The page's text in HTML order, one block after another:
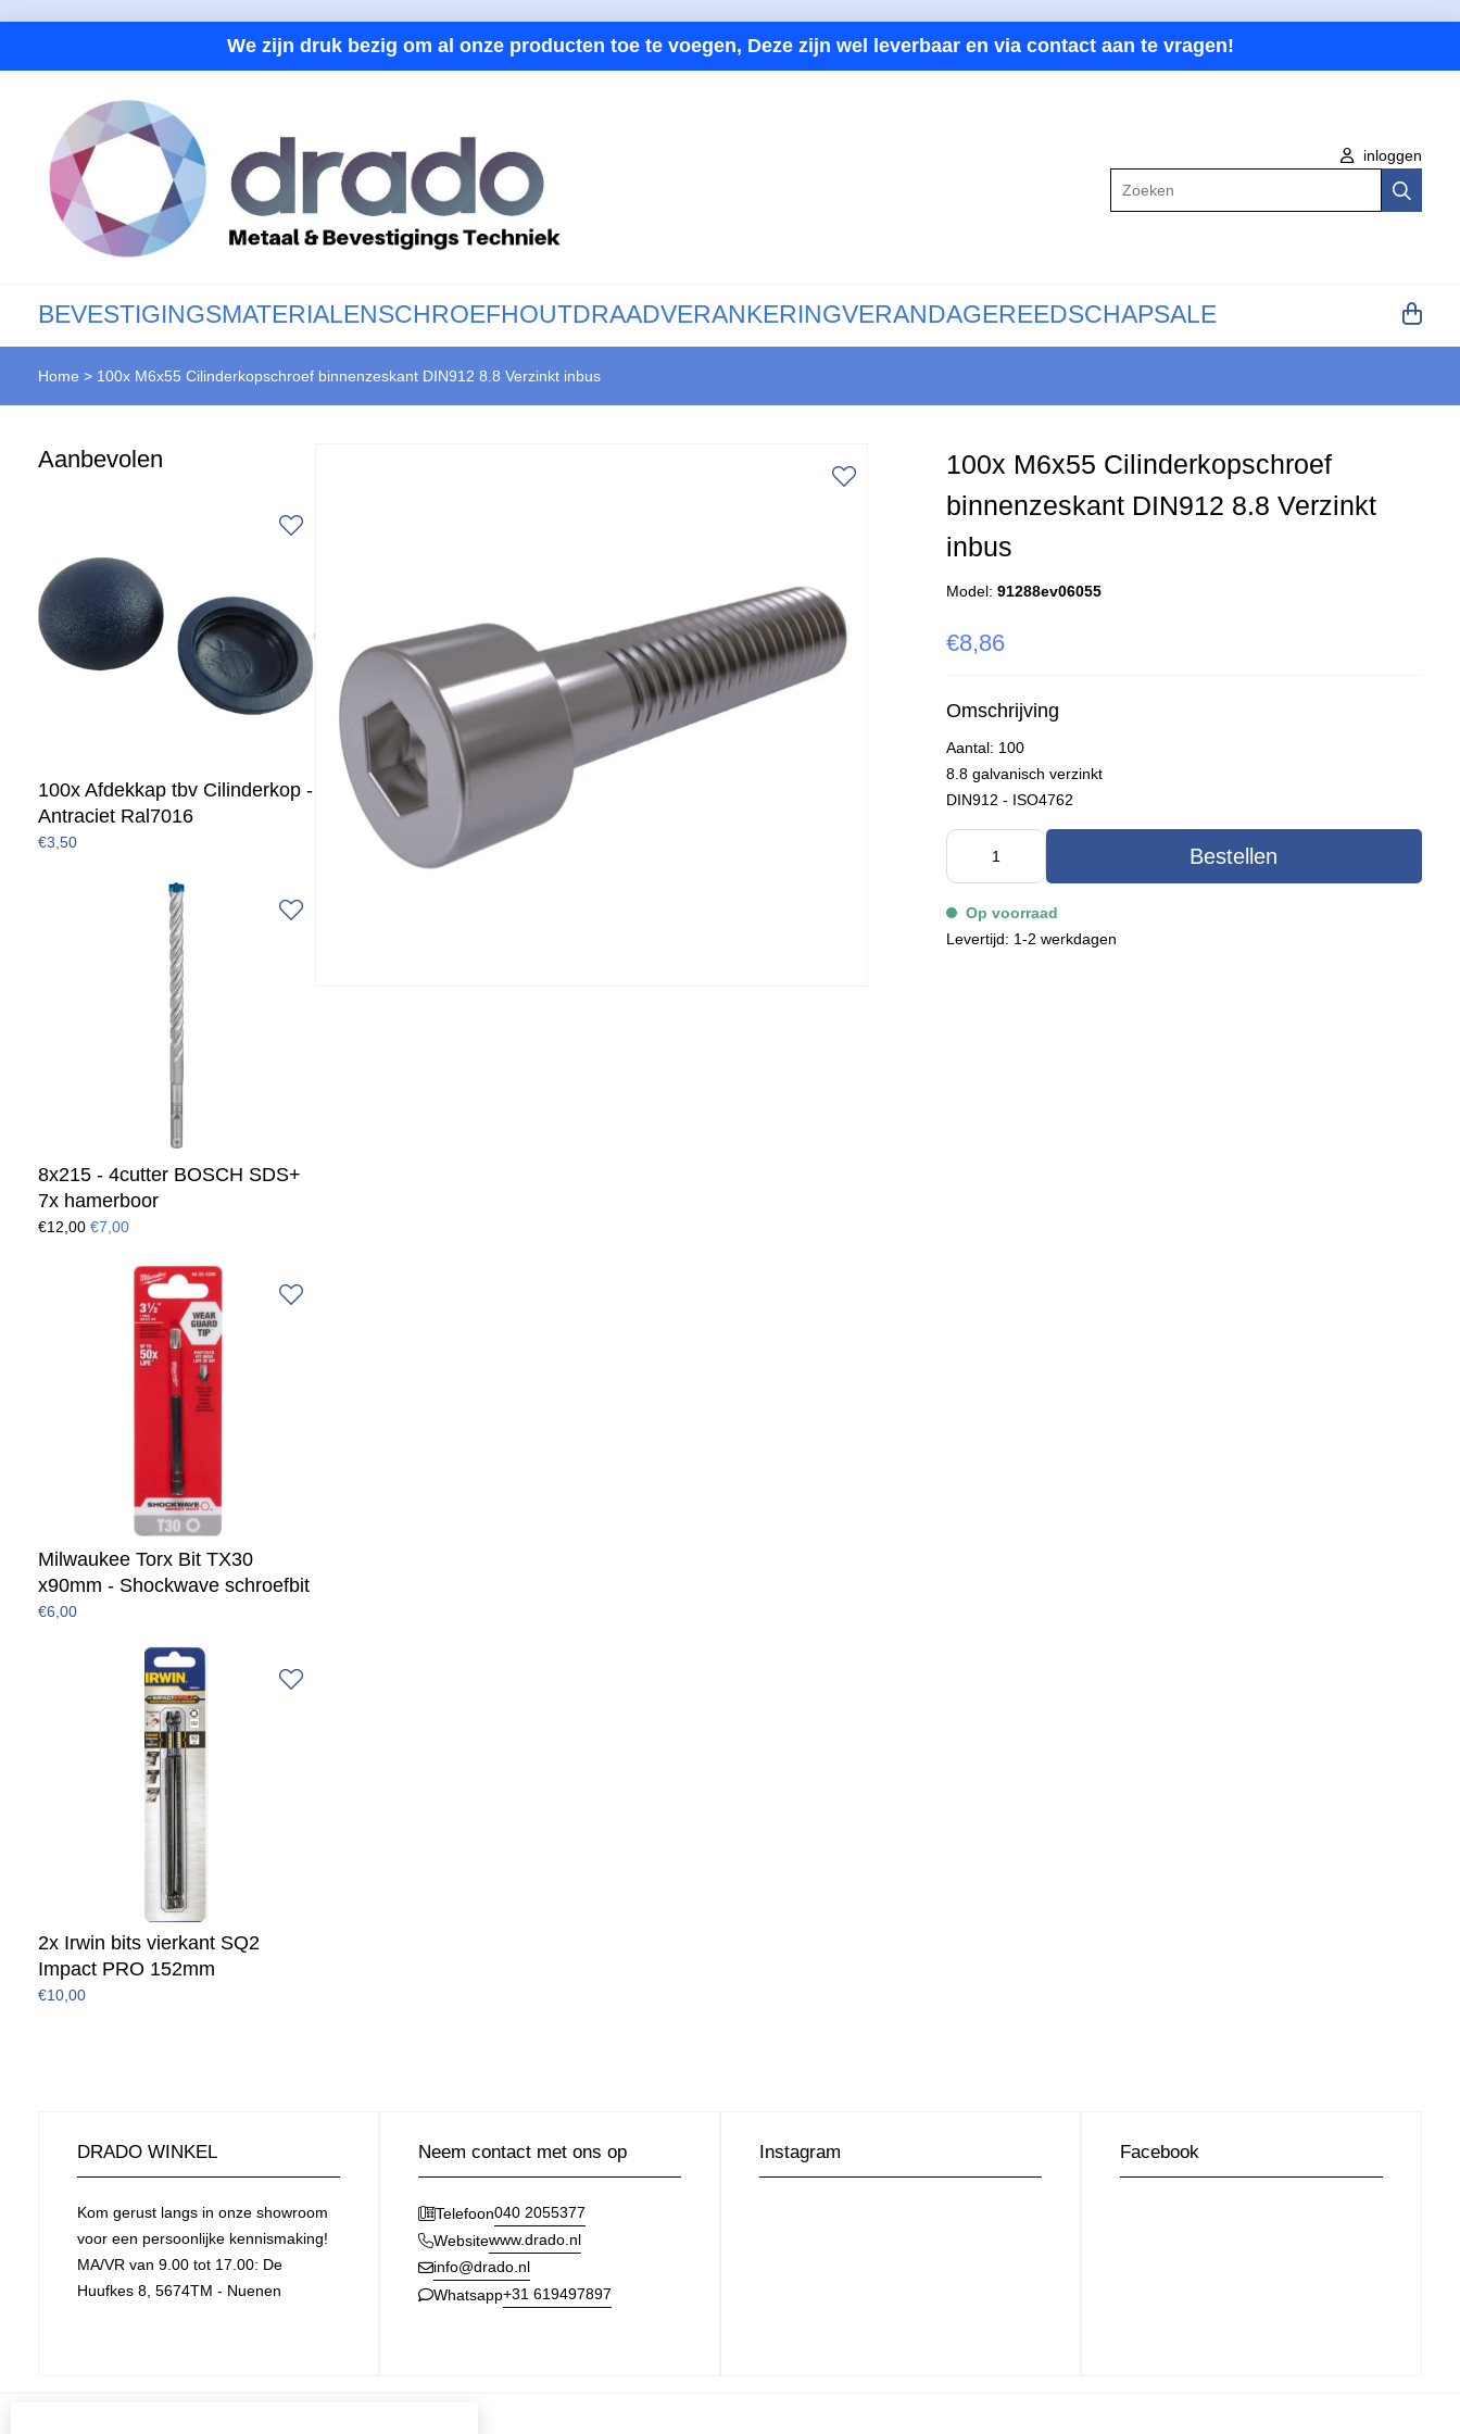
We zijn druk bezig om al onze producten toe te voegen, Deze zijn wel leverbaar en via contact aan te vragen!
inloggen
BEVESTIGINGSMATERIALENSCHROEFHOUTDRAADVERANKERINGVERANDAGEREEDSCHAPSALE
Home > 100x M6x55 Cilinderkopschroef binnenzeskant DIN912 8.8 Verzinkt inbus
Aanbevolen
100x Afdekkap tbv Cilinderkop -
Antraciet Ral7016
€3,50
8x215 - 4cutter BOSCH SDS+
7x hamerboor
€12,00 €7,00
Milwaukee Torx Bit TX30
x90mm - Shockwave schroefbit
€6,00
2x Irwin bits vierkant SQ2
Impact PRO 152mm
€10,00
100x M6x55 Cilinderkopschroef
binnenzeskant DIN912 8.8 Verzinkt
inbus
Model: 91288ev06055
€8,86
Omschrijving
Aantal: 100
8.8 galvanisch verzinkt
DIN912 - ISO4762
Bestellen
Op voorraad
Levertijd: 1-2 werkdagen
DRADO WINKEL
Kom gerust langs in onze showroom
voor een persoonlijke kennismaking!
MA/VR van 9.00 tot 17.00: De
Huufkes 8, 5674TM - Nuenen
Neem contact met ons op
Telefoon040 2055377
Websitewww.drado.nl
info@drado.nl
Whatsapp+31 619497897
Instagram Facebook